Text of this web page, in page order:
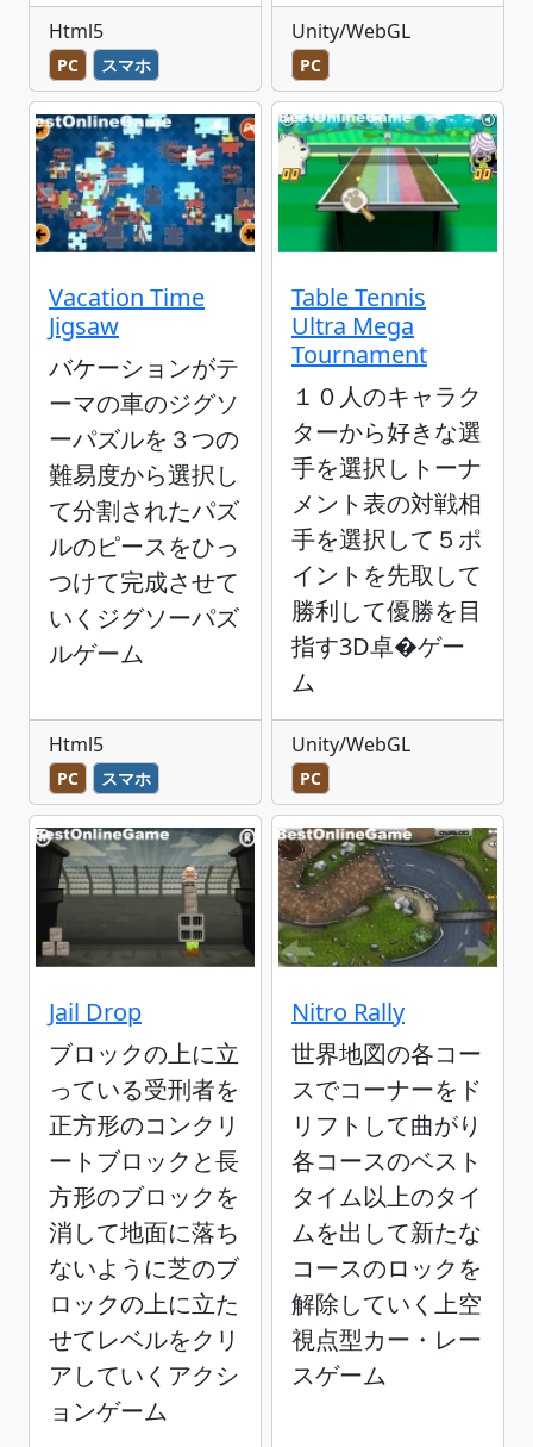
Html5
PC スマホ
Unity/WebGL
PC
Vacation Time
Jigsaw
バケーションがテ
ーマの車のジグソ
ーパズルを３つの
難易度から選択し
て分割されたパズ
ルのピースをひっ
つけて完成させて
いくジグソーパズ
ルゲーム
Html5
PC スマホ
Table Tennis
Ultra Mega
Tournament
１０人のキャラク
ターから好きな選
手を選択しトーナ
メント表の対戦相
手を選択して５ポ
イントを先取して
勝利して優勝を目
指す3D卓�ゲー
ム
Unity/WebGL
PC
Jail Drop
ブロックの上に立
っている受刑者を
正方形のコンクリ
ートブロックと長
方形のブロックを
消して地面に落ち
ないように芝のブ
ロックの上に立た
せてレベルをクリ
アしていくアクシ
ョンゲーム
Nitro Rally
世界地図の各コー
スでコーナーをド
リフトして曲がり
各コースのベスト
タイム以上のタイ
ムを出して新たな
コースのロックを
解除していく上空
視点型カー・レー
スゲーム